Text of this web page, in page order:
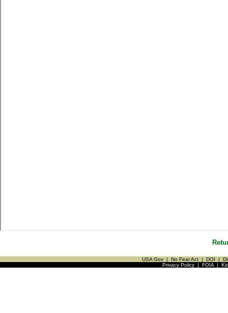
USA Gov | No Fear Act | DOI |
Privacy Policy| FOIA|